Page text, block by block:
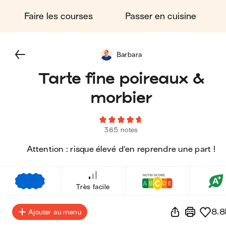
Faire les courses Passer en cuisine
Tarte fine poireaux &
morbier
365 notes
Attention : risque élevé d’en reprendre une part !
Barbara
Très facile
Ajouter au menu